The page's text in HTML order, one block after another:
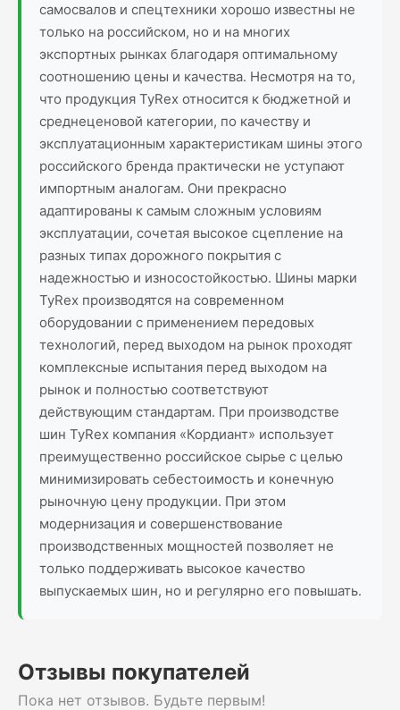
самосвалов и спецтехники хорошо известны не
только на российском, но и на многих
экспортных рынках благодаря оптимальному
соотношению цены и качества. Несмотря на то,
что продукция TyRex относится к бюджетной и
среднеценовой категории, по качеству и
эксплуатационным характеристикам шины этого
российского бренда практически не уступают
импортным аналогам. Они прекрасно
адаптированы к самым сложным условиям
эксплуатации, сочетая высокое сцепление на
разных типах дорожного покрытия с
надежностью и износостойкостью. Шины марки
TyRex производятся на современном
оборудовании с применением передовых
технологий, перед выходом на рынок проходят
комплексные испытания перед выходом на
рынок и полностью соответствуют
действующим стандартам. При производстве
шин TyRex компания «Кордиант» использует
преимущественно российское сырье с целью
минимизировать себестоимость и конечную
рыночную цену продукции. При этом
модернизация и совершенствование
производственных мощностей позволяет не
только поддерживать высокое качество
выпускаемых шин, но и регулярно его повышать.
Отзывы покупателей
Пока нет отзывов. Будьте первым!